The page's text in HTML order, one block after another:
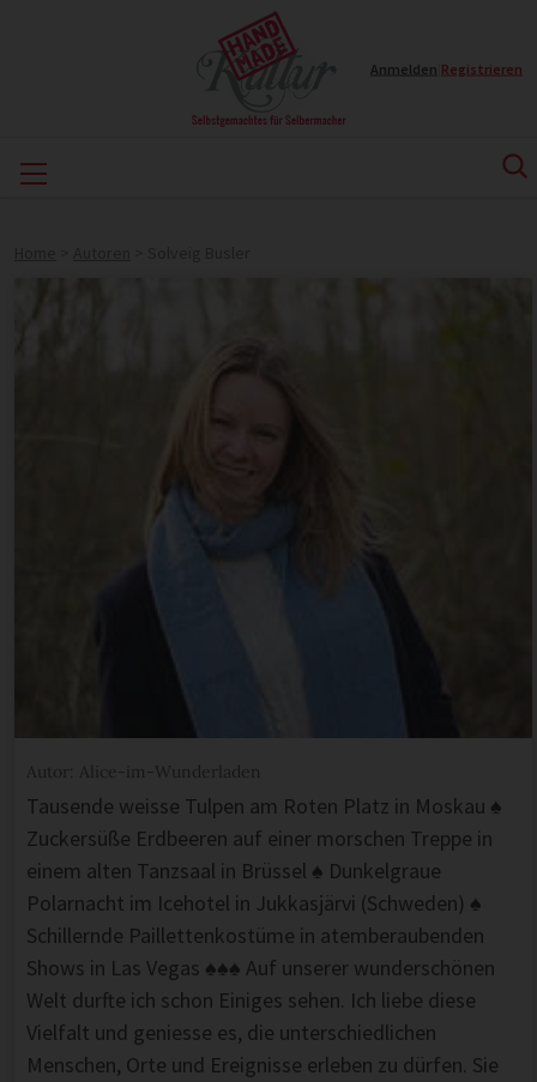
Anmelden Registrieren
Autor: Alice-im-Wunderladen
Tausende weisse Tulpen am Roten Platz in Moskau ♠
Zuckersüße Erdbeeren auf einer morschen Treppe in
einem alten Tanzsaal in Brüssel ♠ Dunkelgraue
Polarnacht im Icehotel in Jukkasjärvi (Schweden) ♠
Schillernde Paillettenkostüme in atemberaubenden
Shows in Las Vegas ♠♠♠ Auf unserer wunderschönen
Welt durfte ich schon Einiges sehen. Ich liebe diese
Vielfalt und geniesse es, die unterschiedlichen
Menschen, Orte und Ereignisse erleben zu dürfen. Sie